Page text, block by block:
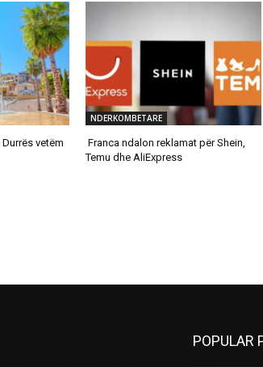
Durrës vetëm
NDERKOMBETARE
Franca ndalon reklamat për Shein,
Temu dhe AliExpress
POPULAR